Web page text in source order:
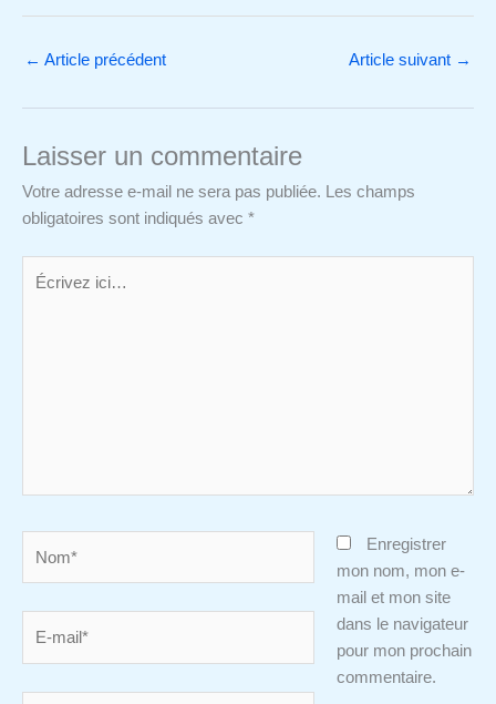
← Article précédent Article suivant →
Laisser un commentaire
Votre adresse e-mail ne sera pas publiée.
Les champs
obligatoires sont indiqués avec *
Enregistrer
mon nom, mon e-
mail et mon site
dans le navigateur
pour mon prochain
commentaire.